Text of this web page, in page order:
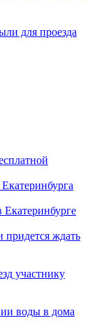
для проезда
придется ждать
участнику
воды в дома